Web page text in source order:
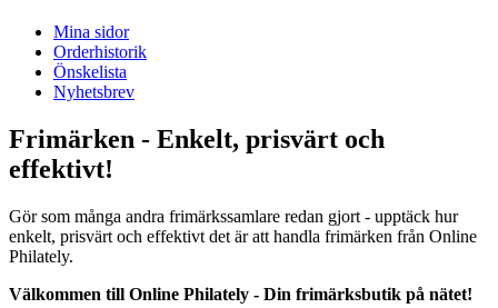
Mina sidor
Orderhistorik
Önskelista
Nyhetsbrev
Frimärken - Enkelt, prisvärt och
effektivt!
Gör som många andra frimärkssamlare redan gjort - upptäck hur
enkelt, prisvärt och effektivt det är att handla frimärken från Online
Philately.
Välkommen till Online Philately - Din frimärksbutik på nätet!